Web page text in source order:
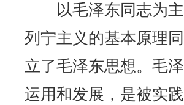
以毛泽东同志为主
列宁主义的基本原理
立了毛泽东思想。毛
运用和发展，是被实